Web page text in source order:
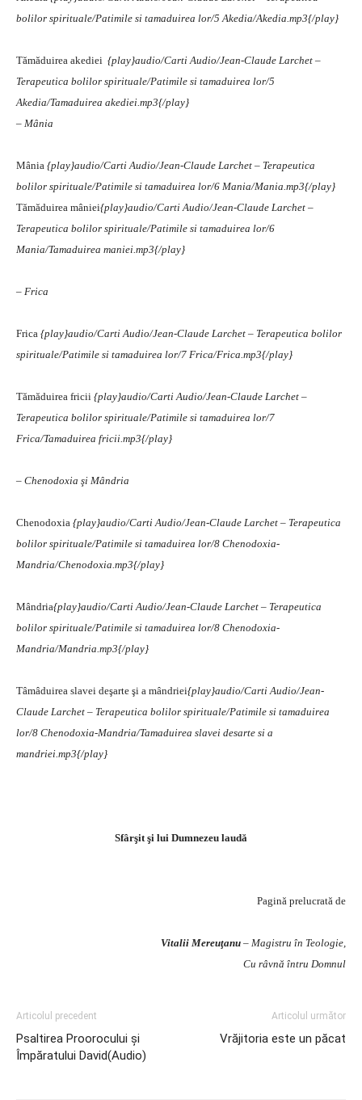
bolilor spirituale/Patimile si tamaduirea lor/5 Akedia/Akedia.mp3{/play}
Tămăduirea akediei {play}audio/Carti Audio/Jean-Claude Larchet –
Terapeutica bolilor spirituale/Patimile si tamaduirea lor/5
Akedia/Tamaduirea akediei.mp3{/play}
– Mânia
Mânia {play}audio/Carti Audio/Jean-Claude Larchet – Terapeutica
bolilor spirituale/Patimile si tamaduirea lor/6 Mania/Mania.mp3{/play}
Tămăduirea mâniei{play}audio/Carti Audio/Jean-Claude Larchet –
Terapeutica bolilor spirituale/Patimile si tamaduirea lor/6
Mania/Tamaduirea maniei.mp3{/play}
– Frica
Frica {play}audio/Carti Audio/Jean-Claude Larchet – Terapeutica bolilor
spirituale/Patimile si tamaduirea lor/7 Frica/Frica.mp3{/play}
Tămăduirea fricii {play}audio/Carti Audio/Jean-Claude Larchet –
Terapeutica bolilor spirituale/Patimile si tamaduirea lor/7
Frica/Tamaduirea fricii.mp3{/play}
– Chenodoxia şi Mândria
Chenodoxia {play}audio/Carti Audio/Jean-Claude Larchet – Terapeutica
bolilor spirituale/Patimile si tamaduirea lor/8 Chenodoxia-
Mandria/Chenodoxia.mp3{/play}
Mândria{play}audio/Carti Audio/Jean-Claude Larchet – Terapeutica
bolilor spirituale/Patimile si tamaduirea lor/8 Chenodoxia-
Mandria/Mandria.mp3{/play}
Tâmâduirea slavei deşarte şi a mândriei{play}audio/Carti Audio/Jean-
Claude Larchet – Terapeutica bolilor spirituale/Patimile si tamaduirea
lor/8 Chenodoxia-Mandria/Tamaduirea slavei desarte si a
mandriei.mp3{/play}
Sfârşit şi lui Dumnezeu laudă
Pagină prelucrată de
Vitalii Mereuţanu – Magistru în Teologie,
Cu râvnă întru Domnul
Articolul precedent
Psaltirea Proorocului şi
Împăratului David(Audio)
Articolul următor
Vrăjitoria este un păcat